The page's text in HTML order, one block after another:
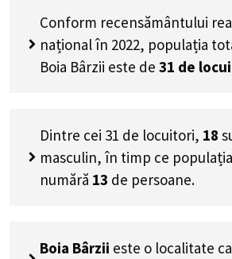
Conform recensământului
național în 2022, populația
Boia Bârzii este de 31 de
Dintre cei 31 de locuitori, 18
masculin, în timp ce
numără 13 de persoane.
Boia Bârzii este o localitate